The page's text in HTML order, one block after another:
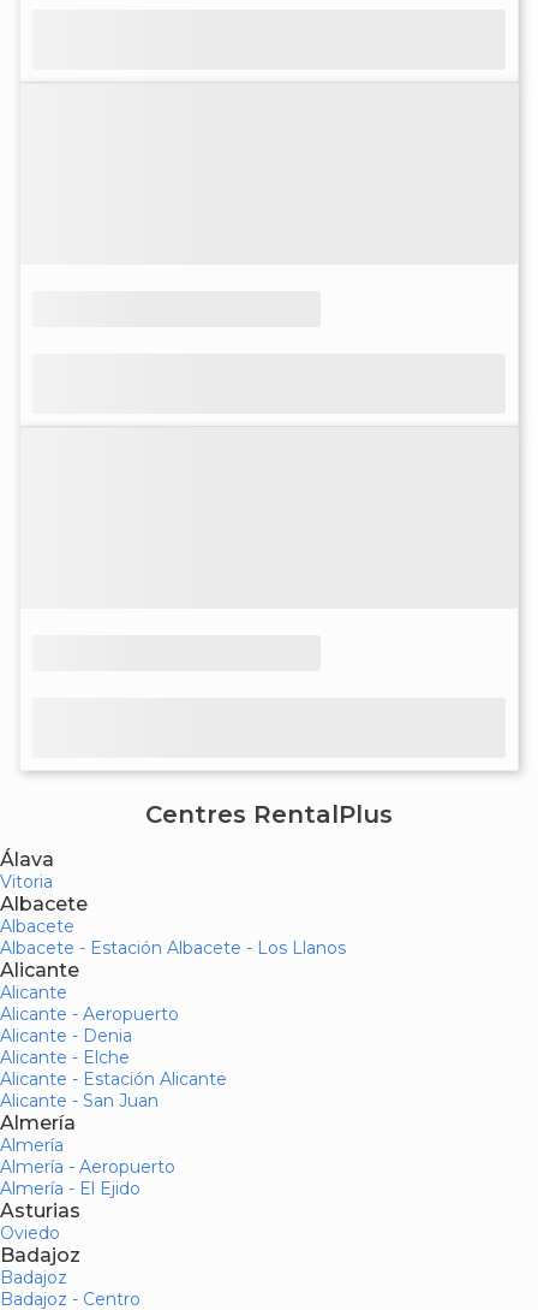
Centres RentalPlus
Álava
Vitoria
Albacete
Albacete
Albacete - Estación Albacete - Los Llanos
Alicante
Alicante
Alicante - Aeropuerto
Alicante - Denia
Alicante - Elche
Alicante - Estación Alicante
Alicante - San Juan
Almería
Almería
Almería - Aeropuerto
Almería - El Ejido
Asturias
Oviedo
Badajoz
Badajoz
Badajoz - Centro